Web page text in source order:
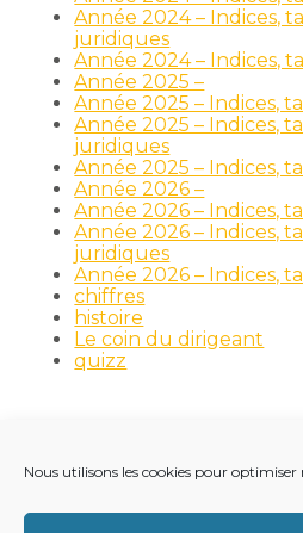
Nous utilisons les cookies pour optimiser
Année 2024 – Indices,
juridiques
Année 2024 – Indices,
Année 2025 –
Année 2025 – Indices,
Année 2025 – Indices,
juridiques
Année 2025 – Indices,
Année 2026 –
Année 2026 – Indices,
Année 2026 – Indices,
juridiques
Année 2026 – Indices,
chiffres
histoire
Le coin du dirigeant
quizz
Principale